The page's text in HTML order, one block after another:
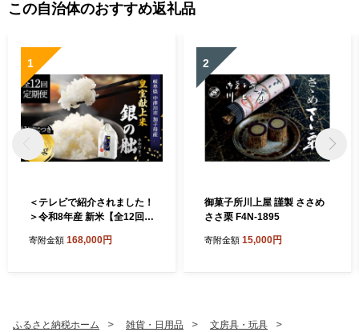
この自治体のおすすめ返礼品
1
＜テレビで紹介されました！
＞令和8年産 新米【全12回定
2kg 中津川市加子母産 栽培
寄附金額 168,000円
2
御菓子所川上屋 謹製 ささめ
ささ栗 F4N-1895
寄附金額 15,000円
ふるさと納税ホーム 雑貨・日用品
文房具・玩具